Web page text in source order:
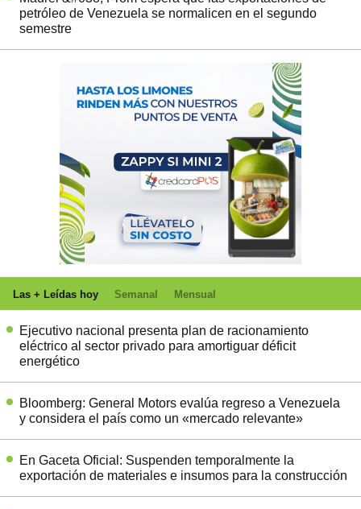
petróleo de Venezuela se normalicen en el segundo
semestre
Las + Leídas hoy Semanal Mensual
Ejecutivo nacional presenta plan de racionamiento
eléctrico al sector privado para amortiguar déficit
energético
Bloomberg: General Motors evalúa regreso a Venezuela
y considera el país como un «mercado relevante»
En Gaceta Oficial: Suspenden temporalmente la
exportación de materiales e insumos para la construcción